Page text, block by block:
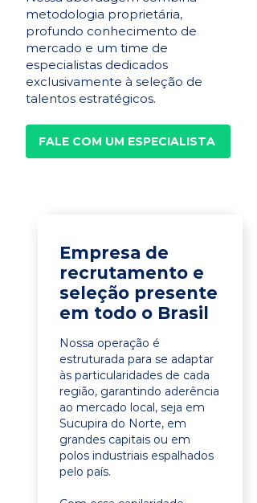
metodologia proprietária,
profundo conhecimento de
mercado e um time de
especialistas dedicados
exclusivamente à seleção de
talentos estratégicos.
FALE COM UM ESPECIALISTA
Empresa de
recrutamento e
seleção presente
em todo o Brasil
Nossa operação é
estruturada para se adaptar
às particularidades de cada
região, garantindo aderência
ao mercado local, seja em
Sucupira do Norte, em
grandes capitais ou em
polos industriais espalhados
pelo país.